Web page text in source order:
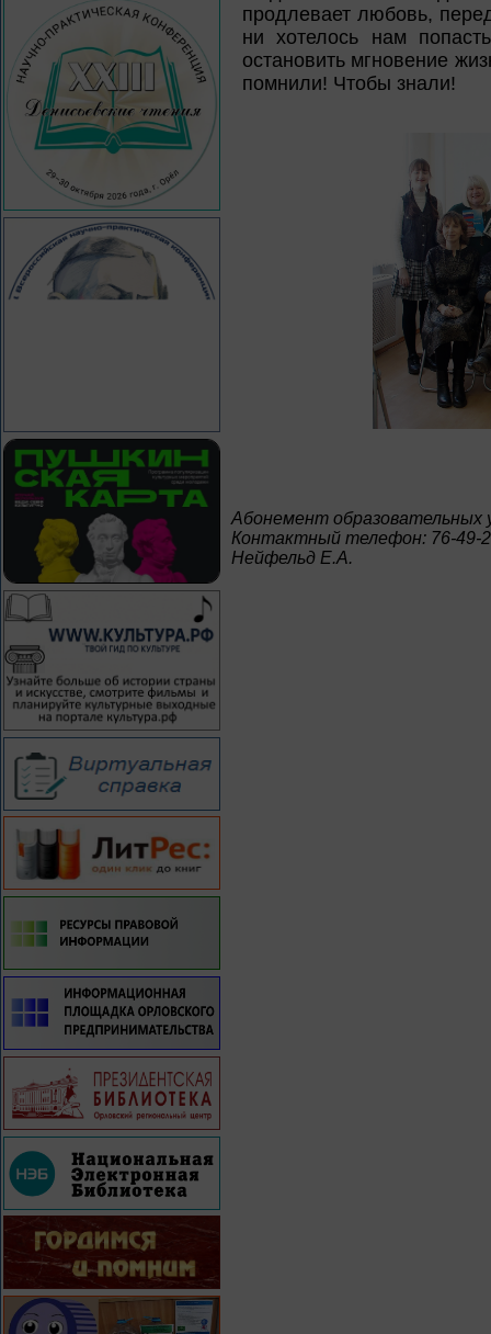
продлевает любовь,
ни хотелось нам
остановить мгновение
помнили! Чтобы знали!
Абонемент образовательных
Контактный телефон: 76-49-
Нейфельд Е.А.